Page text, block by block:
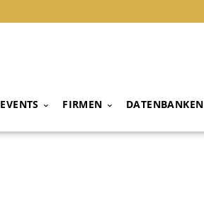
EVENTS FIRMEN DATENBANKEN